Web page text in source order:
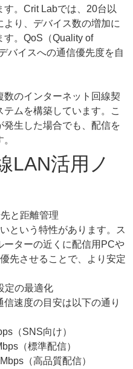
。Crit Labでは、20台以
より、デバイス数の増加に
す。QoS（Quality of
バイスへの通信優先度を自
のインターネット回線契
ムを構築しています。こ
生した場合でも、配信を
LAN活用ノ
と距離管理
という特性があります。ス
ーターの近くに配信用PCや
先させることで、より安定
定の最適化
速度の目安は以下の通り
（SNS向け）
（標準配信）
（高品質配信）